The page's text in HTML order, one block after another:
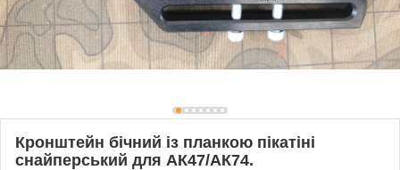
Кронштейн бічний із планкою пікатіні
снайперський для АК47/АК74.